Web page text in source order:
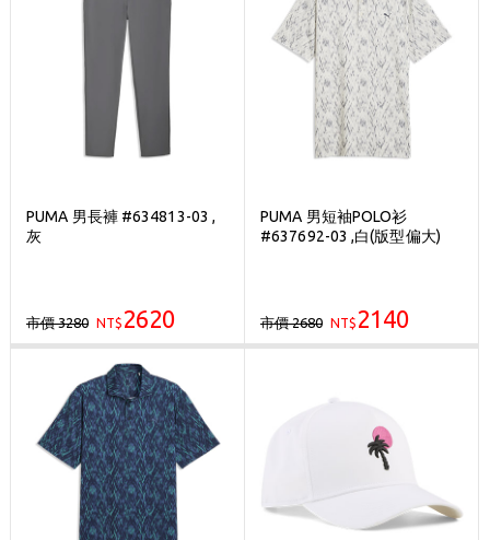
消費滿 $2000 享免運
Happy Father's Day
父親節優惠實施中
2026邁達康盃 開始受理報名
7月份 門市免費試打日程 已公佈!
歡迎體驗公益店Friends Screen模擬器
消費滿 $2000 享免運
PUMA 男長褲 #634813-03 ,
灰
市價 3280 NT$ 2620
PUMA 男短袖POLO衫
#637692-03 ,白(版型偏大)
市價 2680 NT$ 2140